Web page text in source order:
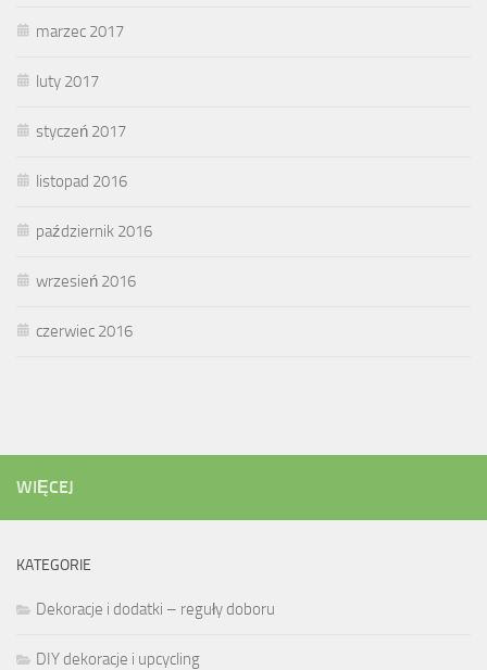
marzec 2017
luty 2017
styczeń 2017
listopad 2016
październik 2016
wrzesień 2016
czerwiec 2016
WIĘCEJ
KATEGORIE
Dekoracje i dodatki – reguły doboru
DIY dekoracje i upcycling